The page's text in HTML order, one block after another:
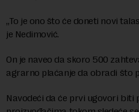
„To je ono što će doneti novi
je Nedimović.
On je naveo da skoro 500
agrarno plaćanje da obradi što
Navodeći da će prvi ugovori